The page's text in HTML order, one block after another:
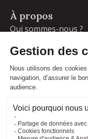
À propos
Qui sommes-nous ?
Livraisons et retours
Blog
Votre compte
Commandes
Adresses